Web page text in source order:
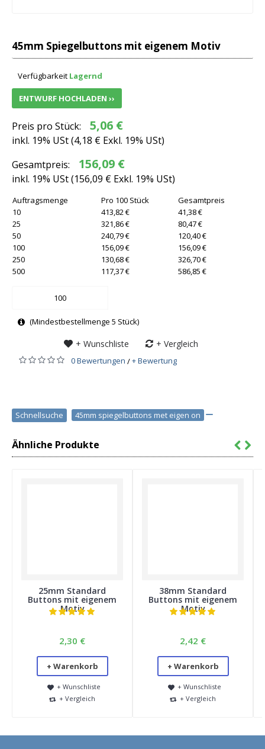
45mm Spiegelbuttons mit eigenem Motiv
Verfügbarkeit Lagernd
ENTWURF HOCHLADEN ››
Preis pro Stück: 5,06 €
inkl. 19% USt (4,18 € Exkl. 19% USt)
Gesamtpreis:
156,09 €
inkl. 19% USt (156,09 € Exkl. 19% USt)
Auftragsmenge Pro 100 Stück
Gesamtpreis
10
413,82 €
41,38 €
25
321,86 €
80,47 €
50
240,79 €
120,40 €
100
156,09 €
156,09 €
250
130,68 €
326,70 €
500
117,37 € 586,85 €
(Mindestbestellmenge 5 Stück)
+ Wunschliste + Vergleich
0 Bewertungen /+ Bewertung
Schnellsuche 45mm spiegelbuttons met eigen on
Ähnliche Produkte
25mm Standard
Buttons mit eigenem
Motiv
2,30 €
+ Warenkorb
+ Wunschliste
+ Vergleich
38mm Standard
Buttons mit eigenem
Motiv
2,42 €
+ Warenkorb
+ Wunschliste
+ Vergleich